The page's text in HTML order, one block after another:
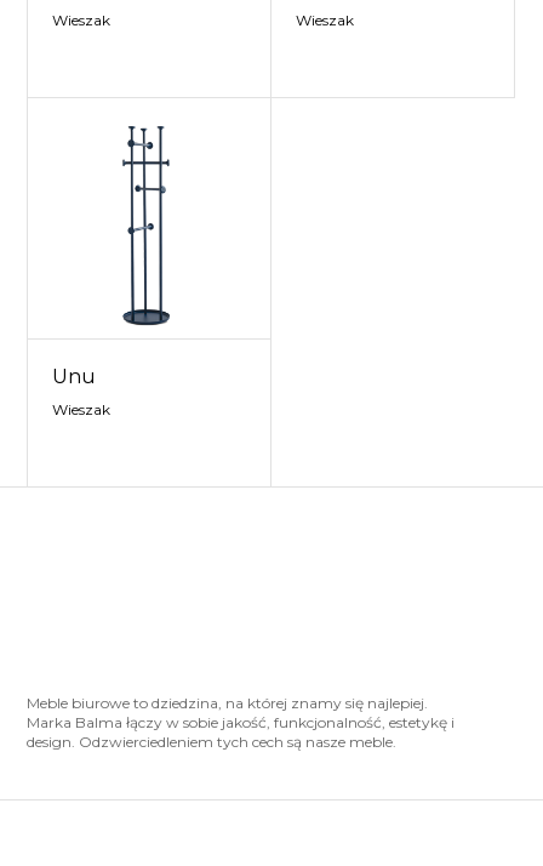
Wieszak Wieszak
Unu
Wieszak
Meble biurowe to dziedzina, na której znamy się najlepiej.
Marka Balma łączy w sobie jakość, funkcjonalność, estetykę i
design. Odzwierciedleniem tych cech są nasze meble.